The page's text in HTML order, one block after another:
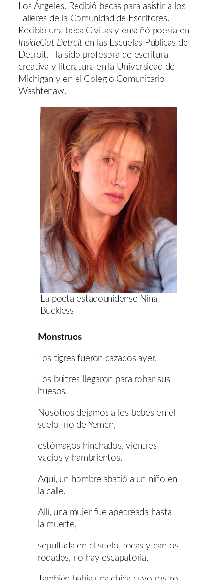
Los Ángeles. Recibió becas para asistir a los
Talleres de la Comunidad de Escritores.
Recibió una beca Civitas y enseñó poesía en
InsideOut Detroit en las Escuelas Públicas de
Detroit. Ha sido profesora de escritura
creativa y literatura en la Universidad de
Michigan y en el Colegio Comunitario
Washtenaw.
La poeta estadounidense Nina
Buckless
Monstruos
Los tigres fueron cazados ayer.
Los buitres llegaron para robar sus
huesos.
Nosotros dejamos a los bebés en el
suelo frío de Yemen,
estómagos hinchados, vientres
vacíos y hambrientos.
Aquí, un hombre abatió a un niño en
la calle.
Allí, una mujer fue apedreada hasta
la muerte,
sepultada en el suelo, rocas y cantos
rodados, no hay escapatoria.